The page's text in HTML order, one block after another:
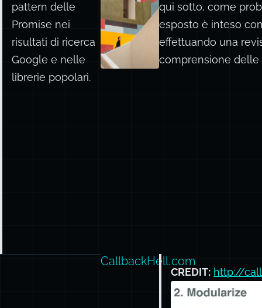
pattern delle
Promise nei
risultati di ricerca
Google e nelle
librerie popolari.
qui sotto, come
esposto è inteso
effettuando una
comprensione delle
CallbackHell.com
CREDIT: http://